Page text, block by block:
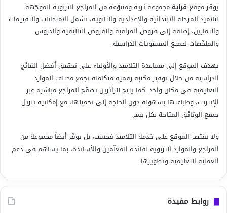
يوفّر موقع قرايةمجموعة ثرية ومتنوّعة من المراجع التربوية الموجّهة
لتلاميذ المرحلة الابتدائية والإعدادية والثانوية، تشمل الامتحانات والتقييمات
والتمارين، إضافة إلى فروض المراقبة والفروض التأليفية والدروس
والملخّصات لجميع المستويات الدراسية.
يهدف الموقع إلى مساعدة التلاميذ والأولياء على تحقيق أفضل النتائج
الدراسية من خلال توفير مكتبة رقمية متكاملة تجمع مختلف الموارد
التعليمية في مكان واحد. كما يتيح للزائرين تصفّح المراجع مباشرة عبر
الإنترنت، وطباعتها بسهولة دون الحاجة إلى تحميلها، مع إمكانية تنزيل
جميع الوثائق المتاحة بكل يسر.
ولا يقتصر الموقع على خدمة التلاميذ فحسب، بل يوفّر أيضاً مجموعة من
المراجع والموارد التربوية لفائدة المعلّمين والأساتذة، بما يساهم في دعم
العملية التعليمية وتطويرها.
روابط مفيدة